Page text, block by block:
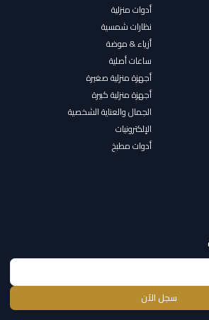
أدوات منزلية
نظارات شمسية
أزياء & موضة
ساعات أصلية
أجهزة منزلية صغيرة
أجهزة منزلية كبيرة
الجمال والعناية الشخصية
الإلكترونيات
أدوات مطبخ
سجل الآن